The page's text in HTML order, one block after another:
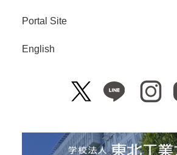
Portal Site
English